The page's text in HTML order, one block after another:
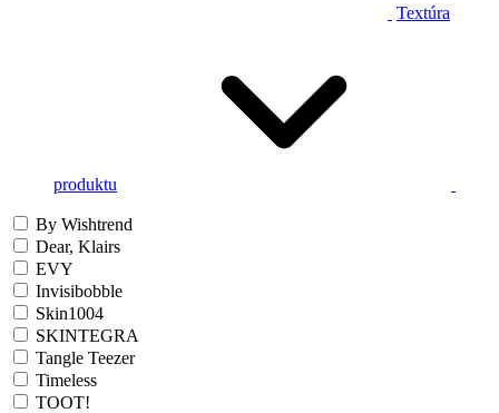
Textúra
produktu
By Wishtrend
Dear, Klairs
EVY
Invisibobble
Skin1004
SKINTEGRA
Tangle Teezer
Timeless
TOOT!